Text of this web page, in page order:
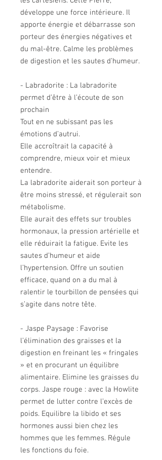
développe une force intérieure. Il
apporte énergie et débarrasse son
porteur des énergies négatives et
du mal-être. Calme les problèmes
de digestion et les sautes d’humeur.
- Labradorite : La labradorite
permet d’être à l’écoute de son
prochain
Tout en ne subissant pas les
émotions d’autrui.
Elle accroîtrait la capacité à
comprendre, mieux voir et mieux
entendre.
La labradorite aiderait son porteur à
être moins stressé, et régulerait son
métabolisme.
Elle aurait des effets sur troubles
hormonaux, la pression artérielle et
elle réduirait la fatigue. Evite les
sautes d’humeur et aide
l’hypertension. Offre un soutien
efficace, quand on a du mal à
ralentir le tourbillon de pensées qui
s’agite dans notre tête.
- Jaspe Paysage : Favorise
l’élimination des graisses et la
digestion en freinant les « fringales
» et en procurant un équilibre
alimentaire. Elimine les graisses du
corps. Jaspe rouge : avec la Howlite
permet de lutter contre l’excès de
poids. Equilibre la libido et ses
hormones aussi bien chez les
hommes que les femmes. Régule
les fonctions du foie.